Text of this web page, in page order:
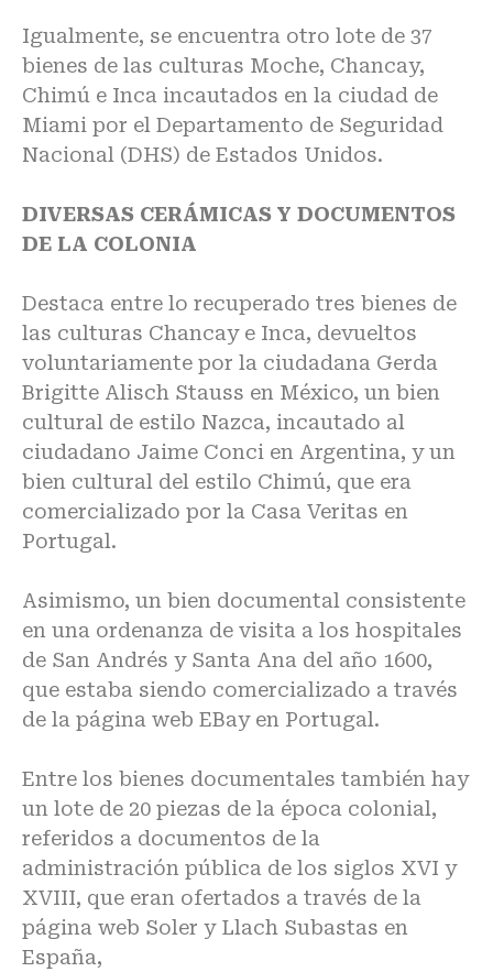
Igualmente, se encuentra otro lote de 37
bienes de las culturas Moche, Chancay,
Chimú e Inca incautados en la ciudad de
Miami por el Departamento de Seguridad
Nacional (DHS) de Estados Unidos.
DIVERSAS CERÁMICAS Y DOCUMENTOS
DE LA COLONIA
Destaca entre lo recuperado tres bienes de
las culturas Chancay e Inca, devueltos
voluntariamente por la ciudadana Gerda
Brigitte Alisch Stauss en México, un bien
cultural de estilo Nazca, incautado al
ciudadano Jaime Conci en Argentina, y un
bien cultural del estilo Chimú, que era
comercializado por la Casa Veritas en
Portugal.
Asimismo, un bien documental consistente
en una ordenanza de visita a los hospitales
de San Andrés y Santa Ana del año 1600,
que estaba siendo comercializado a través
de la página web EBay en Portugal.
Entre los bienes documentales también hay
un lote de 20 piezas de la época colonial,
referidos a documentos de la
administración pública de los siglos XVI y
XVIII, que eran ofertados a través de la
página web Soler y Llach Subastas en
España,